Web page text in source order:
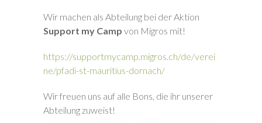
Wir machen als Abteilung bei der Aktion
Support my Camp von Migros mit!
https://supportmycamp.migros.ch/de/verei
ne/pfadi-st-mauritius-dornach/
Wir freuen uns auf alle Bons, die ihr unserer
Abteilung zuweist!